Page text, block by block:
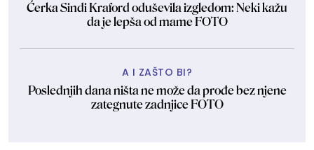
Ćerka Sindi Kraford oduševila izgledom: Neki kažu
da je lepša od mame FOTO
A I ZAŠTO BI?
Poslednjih dana ništa ne može da prođe bez njene
zategnute zadnjice FOTO